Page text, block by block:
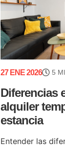
27 ENE 2026 5
Diferencias
alquiler
estancia
Entender las